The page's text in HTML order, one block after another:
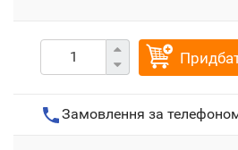
Замовлення за